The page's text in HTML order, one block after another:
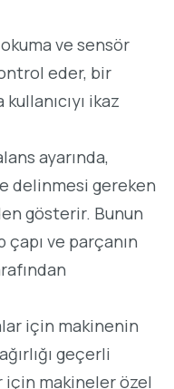
ve sensör
eder, bir
ikaz
ayarında,
delinmesi gereken
gösterir. Bunun
ve parçanın
için makinenin
geçerli
makineler özel